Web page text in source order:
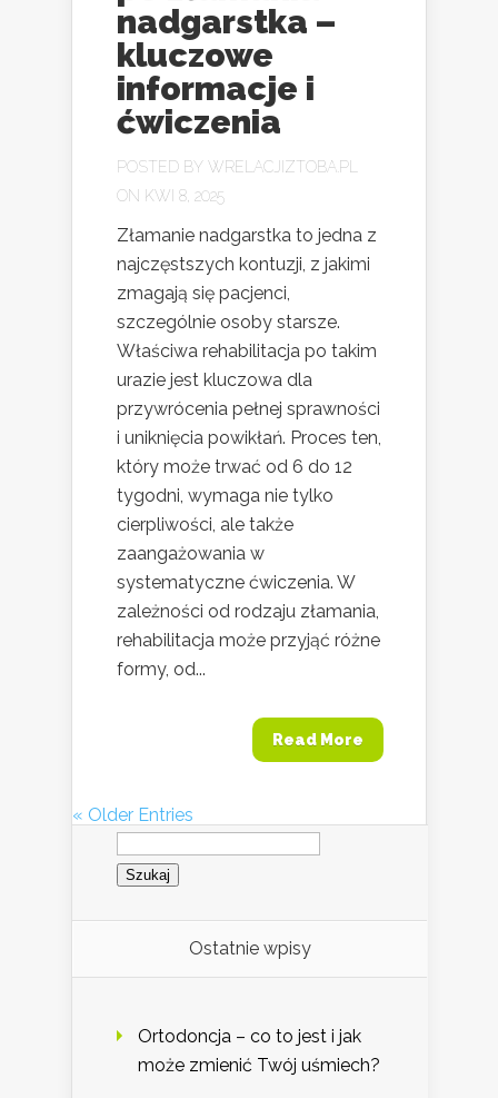
nadgarstka –
kluczowe
informacje i
ćwiczenia
POSTED BY WRELACJIZTOBA.PL
ON KWI 8, 2025
Złamanie nadgarstka to jedna z
najczęstszych kontuzji, z jakimi
zmagają się pacjenci,
szczególnie osoby starsze.
Właściwa rehabilitacja po takim
urazie jest kluczowa dla
przywrócenia pełnej sprawności
i uniknięcia powikłań. Proces ten,
który może trwać od 6 do 12
tygodni, wymaga nie tylko
cierpliwości, ale także
zaangażowania w
systematyczne ćwiczenia. W
zależności od rodzaju złamania,
rehabilitacja może przyjąć różne
formy, od...
Read More
« Older Entries
Szukaj:
Ostatnie wpisy
Ortodoncja – co to jest i jak
może zmienić Twój uśmiech?